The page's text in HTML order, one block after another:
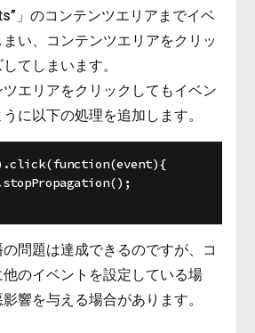
」のコンテンツエリアまでイベ
い、コンテンツエリアをクリッ
てしまいます。
エリアをクリックしてもイベン
に以下の処理を追加します。
問題は達成できるのですが、コ
のイベントを設定している場
響を与える場合があります。